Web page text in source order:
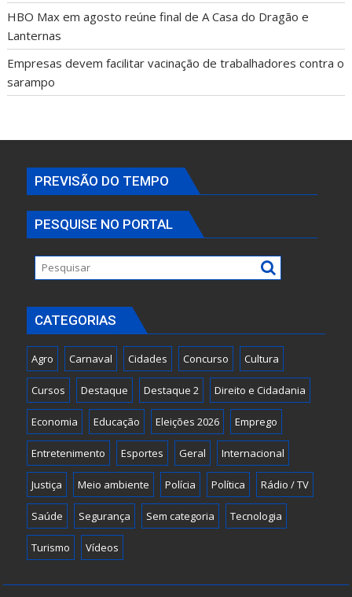
HBO Max em agosto reúne final de A Casa do Dragão e
Lanternas
Empresas devem facilitar vacinação de trabalhadores contra o
sarampo
PREVISÃO DO TEMPO
PESQUISE NO PORTAL
CATEGORIAS
Agro Carnaval Cidades Concurso Cultura
Cursos Destaque Destaque 2 Direito e Cidadania
Economia Educação Eleições 2026 Emprego
Entretenimento Esportes Geral Internacional
Justiça Meio ambiente Polícia Política Rádio / TV
Saúde Segurança Sem categoria Tecnologia
Turismo Vídeos